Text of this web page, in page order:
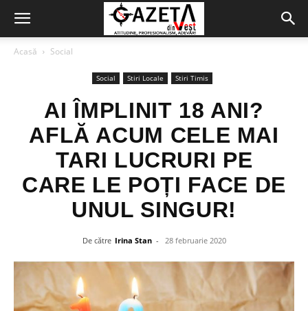
Acasă Social
Social Stiri Locale Stiri Timis
AI ÎMPLINIT 18 ANI?
AFLĂ ACUM CELE MAI
TARI LUCRURI PE
CARE LE POȚI FACE DE
UNUL SINGUR!
De către Irina Stan - 28 februarie 2020